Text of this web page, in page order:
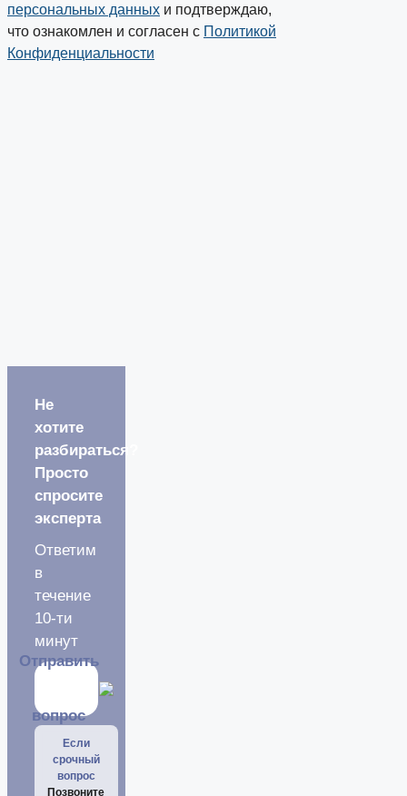
персональных данных и подтверждаю,
что ознакомлен и согласен с Политикой
Конфиденциальности
Не
хотите
разбираться?
Просто
спросите
эксперта
Ответим
в
течение
10-ти
минут
Отправить
вопрос
Если
срочный
вопрос
Позвоните